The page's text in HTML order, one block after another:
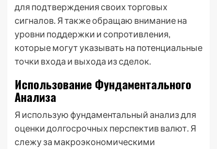
для подтверждения своих торговых
сигналов. Я также обращаю внимание на
уровни поддержки и сопротивления,
которые могут указывать на потенциальные
точки входа и выхода из сделок.
Использование Фундаментального
Анализа
Я использую фундаментальный анализ для
оценки долгосрочных перспектив валют. Я
слежу за макроэкономическими